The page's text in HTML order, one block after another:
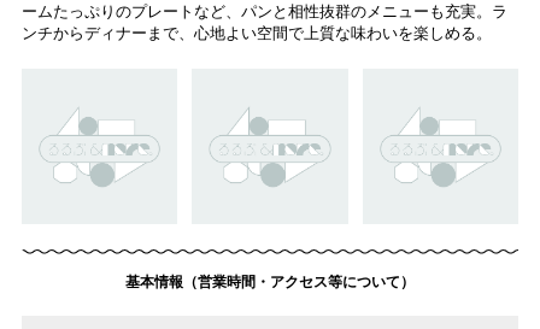
ームたっぷりのプレートなど、パンと相性抜群のメニューも充実。ラ
ンチからディナーまで、心地よい空間で上質な味わいを楽しめる。
基本情報（営業時間・アクセス等について）